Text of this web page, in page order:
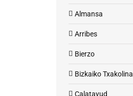
Almansa
Arribes
Bierzo
Bizkaiko Txakolina
Calatayud